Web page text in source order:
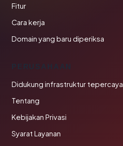
Fitur
Cara kerja
Domain yang baru diperiksa
PERUSAHAAN
Didukung infrastruktur tepercaya
Tentang
Kebijakan Privasi
Syarat Layanan